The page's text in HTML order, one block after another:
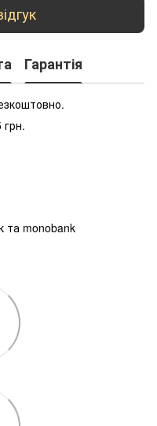
Гарантія
та monobank